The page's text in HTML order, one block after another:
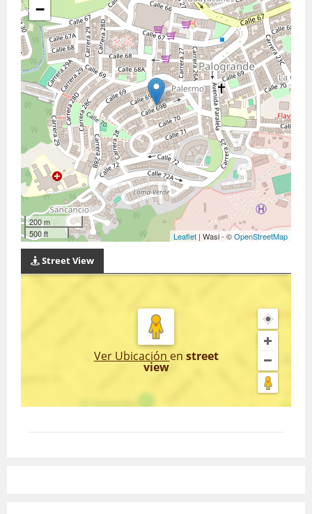
−
200 m
500 ft
Leaflet | Wasi - ©OpenStreetMap
Street View
Ver Ubicación en street
view